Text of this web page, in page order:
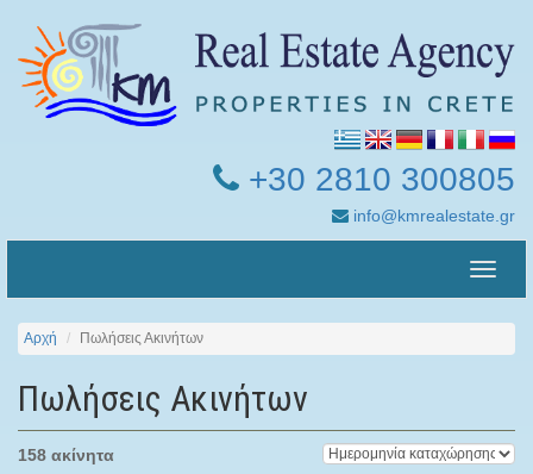
+30 2810 300805
info@kmrealestate.gr
Toggle
Αρχή Πωλήσεις Ακινήτων
Πωλήσεις Ακινήτων
158 ακίνητα